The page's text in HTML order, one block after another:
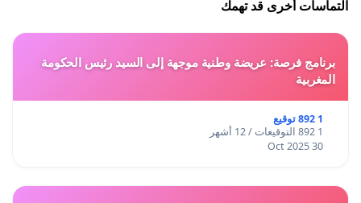
التماسات أخرى قد تهمك
برنامج فرصة: عريضة وطنية موجهة إلى السيد رئيس الحكومة
المغربية
1 892 توقيع
1 892 التوقيعات / 12 أشهر
30 Oct 2025